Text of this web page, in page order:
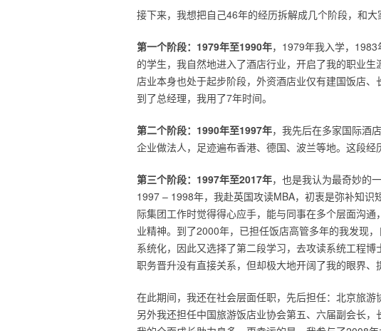
接下来，我想把自己46年的经历拆解成几个阶段，和大
第一个阶段：1979年至1990年，1979年我入学，
的学生，我自然地进入了酒店行业，开启了我的职业
店业本身也处于起步阶段，外资酒店业仅有建国饭店
到了总经理，我用了7年时间。
第二个阶段：1990年至1997年，我先后在多家国际酒
企业做法人，足迹遍布香港、德国、波兰等地。这段经
第三个阶段：1997年至2017年，也是我认为最奇妙的
1997 – 1998年，我赴英国攻读MBA，初衷是弥补知
际集团工作时觉得得心应手，能与同事在多个层面沟
业精神。到了2000年，已担任饭店高管多年的我发现
系统化，因此又选择了第二段学习，去攻读系统工程
职务晋升没有直接关系，但却极大地开阔了我的眼界、
在此期间，我还在社会层面任职，先后担任：北京旅游
另外我还担任中国旅游饭店业协会第五、六届副会长